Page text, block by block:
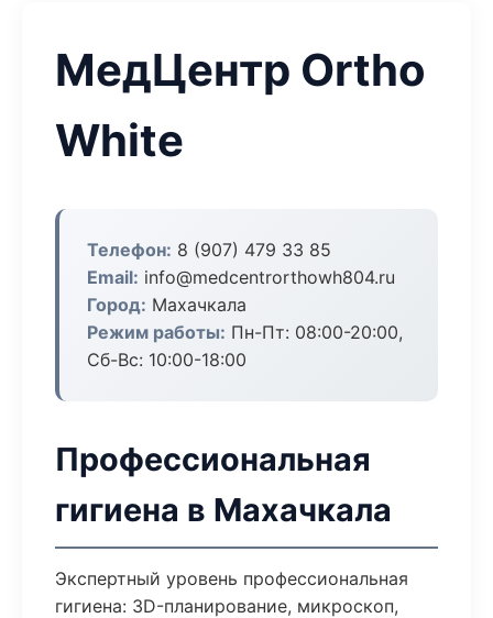
МедЦентр Ortho
White
Телефон: 8 (907) 479 33 85
Email: info@medcentrorthowh804.ru
Город: Махачкала
Режим работы: Пн-Пт: 08:00-20:00,
Сб-Вс: 10:00-18:00
Профессиональная
гигиена в Махачкала
Экспертный уровень профессиональная
гигиена: 3D-планирование, микроскоп,